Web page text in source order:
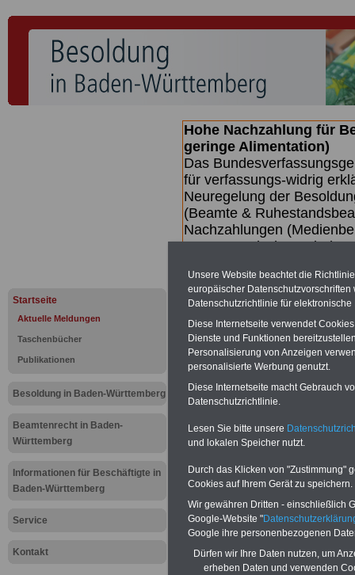
Startseite
Aktuelle Meldungen
Taschenbücher
Publikationen
Besoldung in Baden-Württemberg
Beamtenrecht in Baden-
Württemberg
Informationen für Beschäftigte in
Baden-Württemberg
Service
Kontakt
Hohe Nachzahlung für
geringe Alimentation)
Das
für verfassungs-widrig
Neuregelung der
(Beamte &
Nachzahlungen
Beamtezwischen mind.
dem Beschluss des
wird (wahrscheinlich im
Meldung
BEHÖRDEN-ABOmit 3 Ratgebern
25,00 Euro: Wissenswertes für
und Beamte, Beamten-
Unsere Website beachtet die
europäischer
Datenschutzrichtlinie für
Diese Internetseite verwendet
Dienste und Funktionen
Personalisierung von Anzeigen
personalisierte Werbung genutzt.
Diese Internetseite macht Gebrauch
Datenschutzrichtlinie.
Lesen Sie bitte unsere
und lokalen Speicher nutzt.
Durch das Klicken von "Zustimmung"
Cookies auf Ihrem Gerät zu speichern.
Wir gewähren Dritten - einschließlich
Google-Website "
Google ihre personenbezogenen
Dürfen wir Ihre Daten nutzen, um
erheben Daten und verwenden